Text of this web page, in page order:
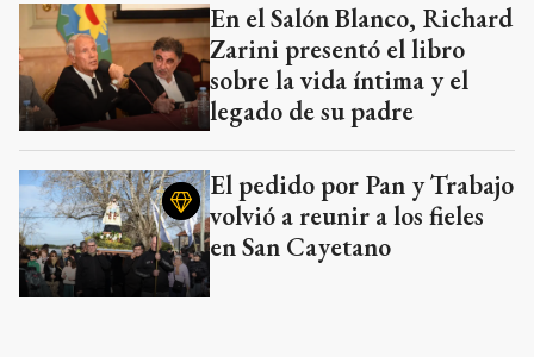
En el Salón Blanco, Richard
Zarini presentó el libro
sobre la vida íntima y el
legado de su padre
El pedido por Pan y Trabajo
volvió a reunir a los fieles
en San Cayetano